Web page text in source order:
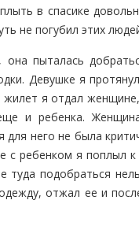
в спасике
не погубил этих
пыталась
Девушке я
я отдал
и ребенка.
него не была
с ребенком я поплыл
подобраться
отжал ее и